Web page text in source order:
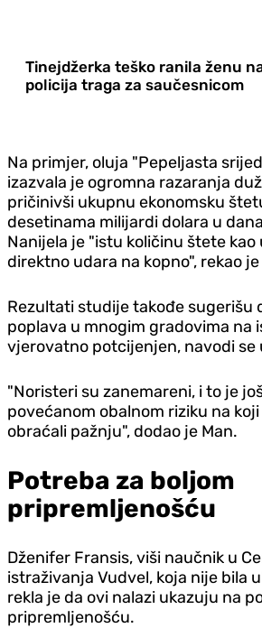
Tinejdžerka teško ranila ženu
policija traga za saučesnicom
Na primjer, oluja "Pepeljasta
izazvala je ogromna razaranja
pričinivši ukupnu ekonomsku
desetinama milijardi dolara u
Nanijela je "istu količinu štete kao
direktno udara na kopno", rekao je
Rezultati studije takođe sugerišu
poplava u mnogim gradovima na
vjerovatno potcijenjen, navodi se
"Noristeri su zanemareni, i to je
povećanom obalnom riziku na
obraćali pažnju", dodao je Man.
Potreba za boljom
pripremljenošću
Dženifer Fransis, viši naučnik u
istraživanja Vudvel, koja nije bila
rekla je da ovi nalazi ukazuju na
pripremljenošću.